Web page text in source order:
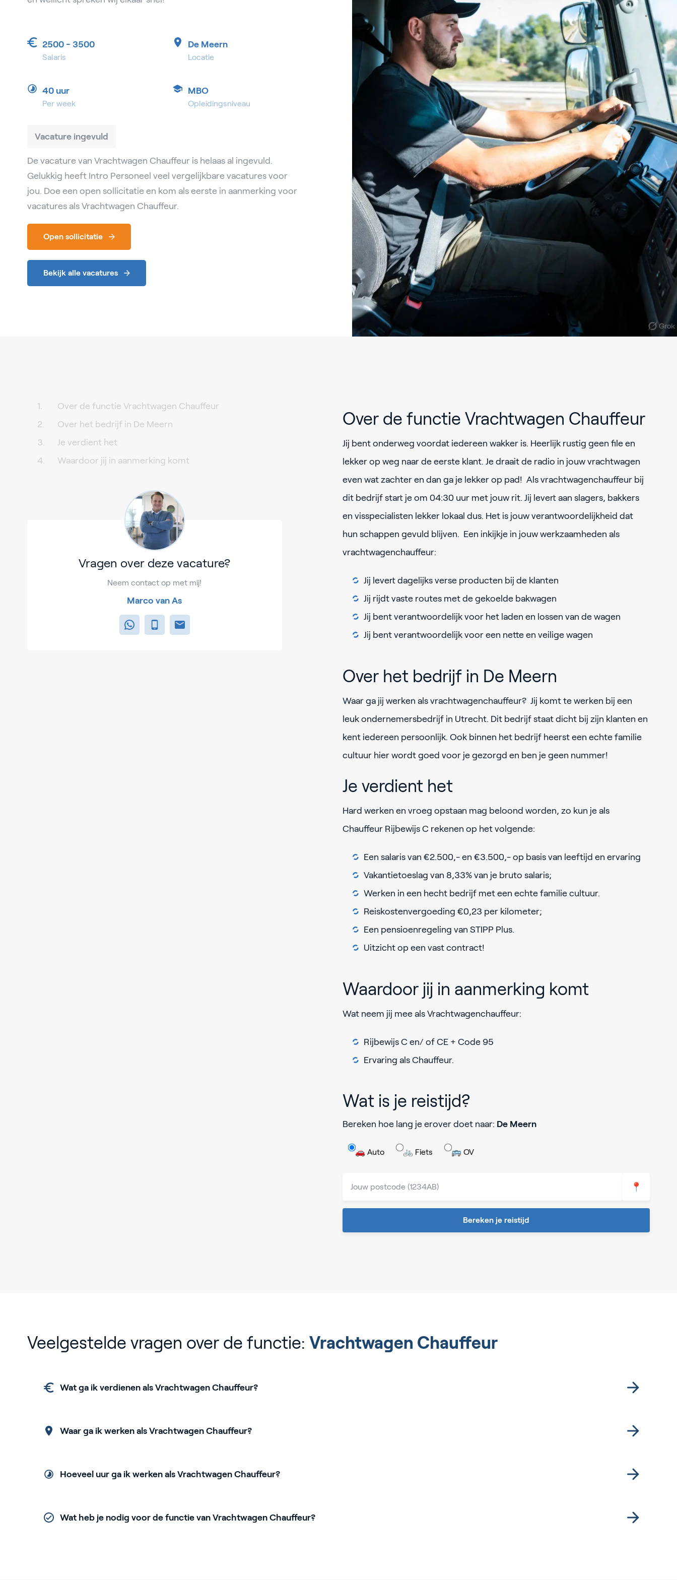
2500 - 3500
Salaris
De Meern
Locatie
40 uur
Per week
MBO
Opleidingsniveau
Vacature ingevuld
De vacature van Vrachtwagen Chauffeur is helaas al ingevuld.
Gelukkig heeft Intro Personeel veel vergelijkbare vacatures voor
jou. Doe een open sollicitatie en kom als eerste in aanmerking voor
vacatures als Vrachtwagen Chauffeur.
Open sollicitatie
Bekijk alle vacatures
Over de functie Vrachtwagen Chauffeur
Over het bedrijf in De Meern
Je verdient het
Waardoor jij in aanmerking komt
Vragen over deze vacature?
Neem contact op met mij!
Marco van As
Over de functie Vrachtwagen Chauffeur
Jij bent onderweg voordat iedereen wakker is. Heerlijk rustig geen file en
lekker op weg naar de eerste klant. Je draait de radio in jouw vrachtwagen
even wat zachter en dan ga je lekker op pad! Als vrachtwagenchauffeur bij
dit bedrijf start je om 04:30 uur met jouw rit. Jij levert aan slagers, bakkers
en visspecialisten lekker lokaal dus. Het is jouw verantwoordelijkheid dat
hun schappen gevuld blijven. Een inkijkje in jouw werkzaamheden als
vrachtwagenchauffeur:
Jij levert dagelijks verse producten bij de klanten
Jij rijdt vaste routes met de gekoelde bakwagen
Jij bent verantwoordelijk voor het laden en lossen van de wagen
Jij bent verantwoordelijk voor een nette en veilige wagen
Over het bedrijf in De Meern
Waar ga jij werken als vrachtwagenchauffeur? Jij komt te werken bij een
leuk ondernemersbedrijf in Utrecht. Dit bedrijf staat dicht bij zijn klanten en
kent iedereen persoonlijk. Ook binnen het bedrijf heerst een echte familie
cultuur hier wordt goed voor je gezorgd en ben je geen nummer!
Je verdient het
Hard werken en vroeg opstaan mag beloond worden, zo kun je als
Chauffeur Rijbewijs C rekenen op het volgende:
Een salaris van €2.500,- en €3.500,- op basis van leeftijd en ervaring
Vakantietoeslag van 8,33% van je bruto salaris;
Werken in een hecht bedrijf met een echte familie cultuur.
Reiskostenvergoeding €0,23 per kilometer;
Een pensioenregeling van STIPP Plus.
Uitzicht op een vast contract!
Waardoor jij in aanmerking komt
Wat neem jij mee als Vrachtwagenchauffeur:
Rijbewijs C en/ of CE + Code 95
Ervaring als Chauffeur.
Wat is je reistijd?
Bereken hoe lang je erover doet naar: De Meern
🚗 Auto 🚲 Fiets 🚌 OV
📍
Bereken je reistijd
Veelgestelde vragen over de functie: Vrachtwagen Chauffeur
Wat ga ik verdienen als Vrachtwagen Chauffeur?
Waar ga ik werken als Vrachtwagen Chauffeur?
Hoeveel uur ga ik werken als Vrachtwagen Chauffeur?
Wat heb je nodig voor de functie van Vrachtwagen Chauffeur?